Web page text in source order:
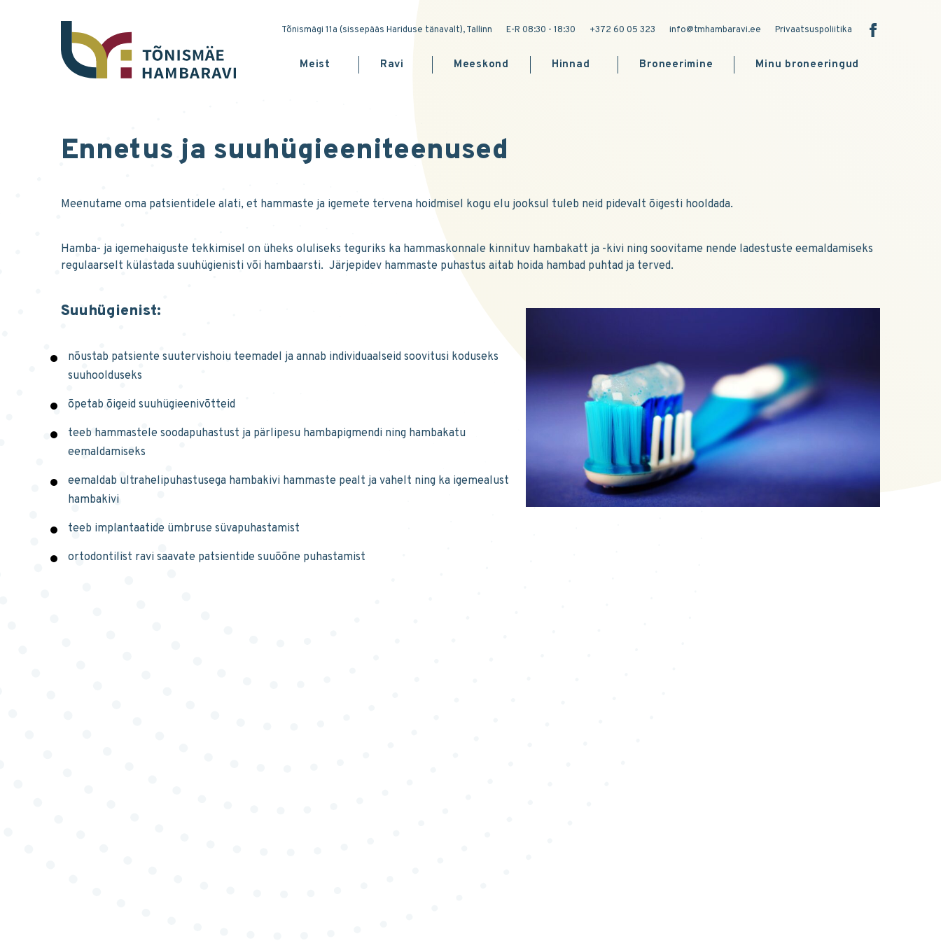
Tõnismägi 11a (sissepääs Hariduse tänavalt), Tallinn E-R 08:30 - 18:30 +372 60 05 323 info@tmhambaravi.ee Privaatsuspoliitika
Meist Ravi Meeskond Hinnad Broneerimine Minu broneeringud
Ennetus ja suuhügieeniteenused
Meenutame oma patsientidele alati, et hammaste ja igemete tervena hoidmisel kogu elu jooksul tuleb neid pidevalt õigesti hooldada.
Hamba- ja igemehaiguste tekkimisel on üheks oluliseks teguriks ka hammaskonnale kinnituv hambakatt ja -kivi ning soovitame nende ladestuste eemaldamiseks
regulaarselt külastada suuhügienisti või hambaarsti. Järjepidev hammaste puhastus aitab hoida hambad puhtad ja terved.
Suuhügienist:
nõustab patsiente suutervishoiu teemadel ja annab individuaalseid soovitusi koduseks
suuhoolduseks
õpetab õigeid suuhügieenivõtteid
teeb hammastele soodapuhastust ja pärlipesu hambapigmendi ning hambakatu
eemaldamiseks
eemaldab ultrahelipuhastusega hambakivi hammaste pealt ja vahelt ning ka igemealust
hambakivi
teeb implantaatide ümbruse süvapuhastamist
ortodontilist ravi saavate patsientide suuõõne puhastamist